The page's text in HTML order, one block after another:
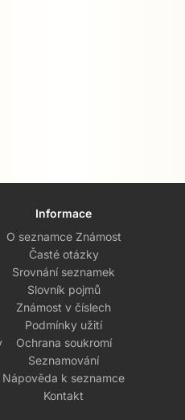
Informace
O seznamce Známost
Časté otázky
Srovnání seznamek
Slovník pojmů
Známost v číslech
Podmínky užití
Ochrana soukromí
Seznamování
Nápověda k seznamce
Kontakt